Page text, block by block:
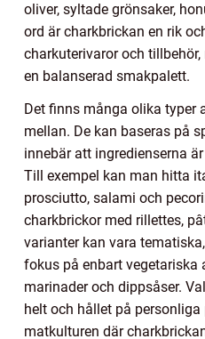
oliver, syltade grönsaker,
ord är charkbrickan en rik
charkuterivaror och
en balanserad smakpalett.
Det finns många olika typer
mellan. De kan baseras på
innebär att ingredienserna
Till exempel kan man hitta
prosciutto, salami och
charkbrickor med rillettes,
varianter kan vara
fokus på enbart vegetariska
marinader och dippsåser.
helt och hållet på personliga
matkulturen där